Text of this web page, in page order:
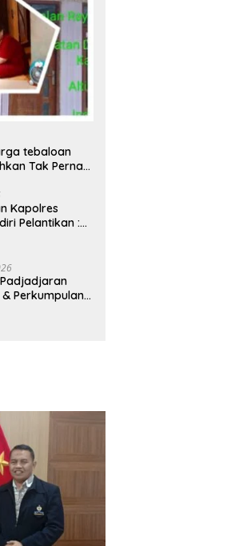
tebaloan
Tak Pernah
Kapolres
Pelantikan :
Perkumpulan